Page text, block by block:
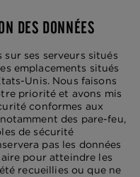
DES DONNÉES
ses serveurs situés
emplacements situés
Unis. Nous faisons
priorité et avons mis
conformes aux
des pare-feu,
de sécurité
pas les données
pour atteindre les
recueillies ou que ne